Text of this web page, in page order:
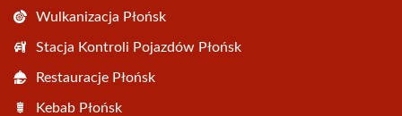
Wulkanizacja Płońsk
Stacja Kontroli Pojazdów Płońsk
Restauracje Płońsk
Kebab Płońsk